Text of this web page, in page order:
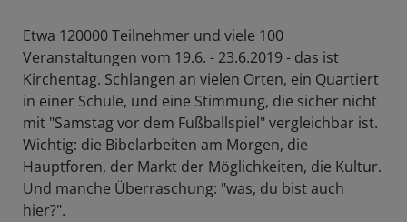
Etwa 120000 Teilnehmer und viele 100
Veranstaltungen vom 19.6. - 23.6.2019 - das ist
Kirchentag. Schlangen an vielen Orten, ein Quartiert
in einer Schule, und eine Stimmung, die sicher nicht
mit "Samstag vor dem Fußballspiel" vergleichbar ist.
Wichtig: die Bibelarbeiten am Morgen, die
Hauptforen, der Markt der Möglichkeiten, die Kultur.
Und manche Überraschung: "was, du bist auch
hier?".